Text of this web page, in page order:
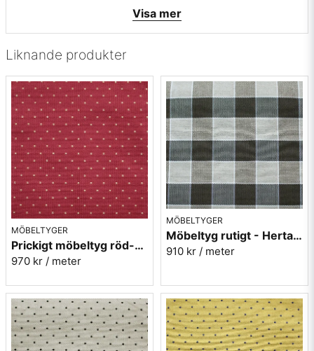
Liknande produkter
MÖBELTYGER
Prickigt möbeltyg röd-gul Micro nr.32
970 kr / meter
MÖBELTYGER
Möbeltyg rutigt - Herta nr.90 svart
910 kr / meter
• Svensk tillverkning - Berghems väveri
• Beställningsvara, ingen returrätt
• Mönsterbild: Tvärgående
Visa mer